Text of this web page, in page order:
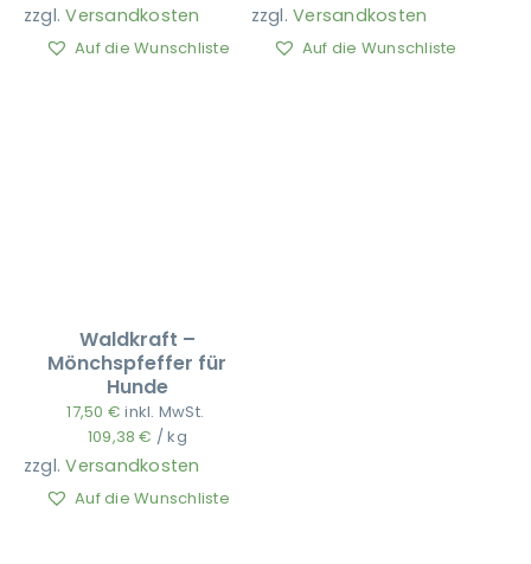
zzgl.Versandkosten
Auf die Wunschliste
zzgl.Versandkosten
Auf die Wunschliste
Waldkraft –
Mönchspfeffer für
Hunde
17,50 € inkl. MwSt.
109,38€ /kg
zzgl.Versandkosten
Auf die Wunschliste